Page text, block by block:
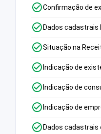
Confirmação de
Dados cadastrais
Situação na
Indicação de
Indicação de
Indicação de
Dados